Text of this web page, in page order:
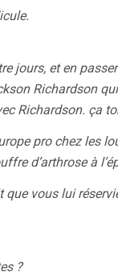
jours, et en
Richardson
Richardson. ça
pro chez les
d’arthrose à
vous lui
?